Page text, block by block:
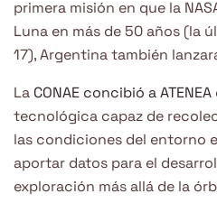
primera misión en que la
Luna en más de 50 años (la
17), Argentina también
La CONAE concibió a ATENEA
tecnológica capaz de
las condiciones del entorno
aportar datos para el
exploración más allá de la